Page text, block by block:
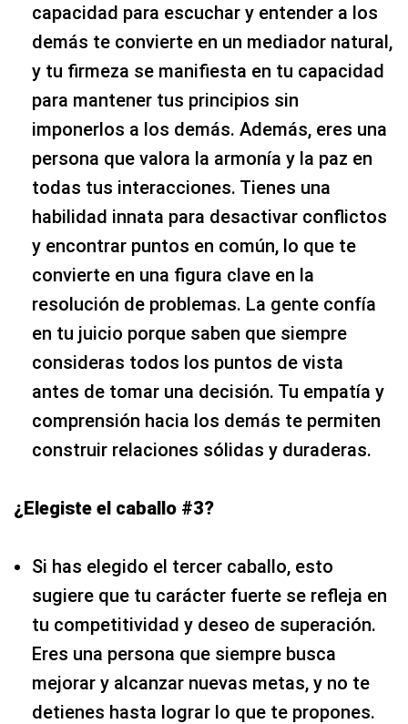
capacidad para escuchar y entender a los
demás te convierte en un mediador natural,
y tu firmeza se manifiesta en tu capacidad
para mantener tus principios sin
imponerlos a los demás. Además, eres una
persona que valora la armonía y la paz en
todas tus interacciones. Tienes una
habilidad innata para desactivar conflictos
y encontrar puntos en común, lo que te
convierte en una figura clave en la
resolución de problemas. La gente confía
en tu juicio porque saben que siempre
consideras todos los puntos de vista
antes de tomar una decisión. Tu empatía y
comprensión hacia los demás te permiten
construir relaciones sólidas y duraderas.
¿Elegiste el caballo #3?
Si has elegido el tercer caballo, esto
sugiere que tu carácter fuerte se refleja en
tu competitividad y deseo de superación.
Eres una persona que siempre busca
mejorar y alcanzar nuevas metas, y no te
detienes hasta lograr lo que te propones.